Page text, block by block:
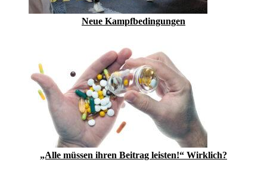
Neue Kampfbedingungen
„Alle müssen ihren Beitrag leisten!“ Wirklich?